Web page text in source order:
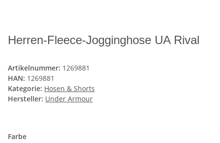
Herren-Fleece-Jogginghose UA Rival
Artikelnummer: 1269881
HAN: 1269881
Kategorie: Hosen & Shorts
Hersteller: Under Armour
Farbe